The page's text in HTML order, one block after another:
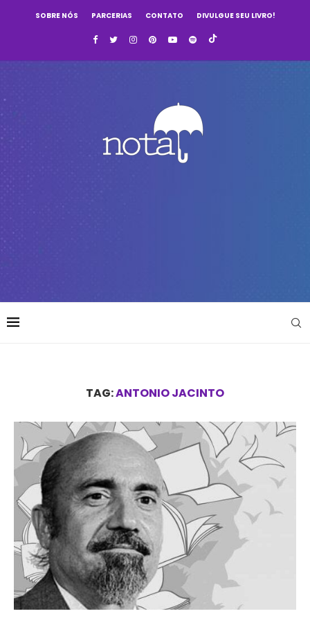
SOBRE NÓS PARCERIAS CONTATO DIVULGUE SEU LIVRO!
TAG:ANTONIO JACINTO